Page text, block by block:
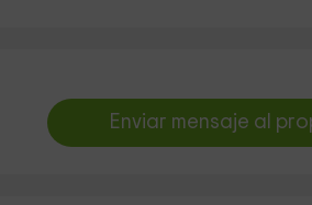
Enviar mensaje al